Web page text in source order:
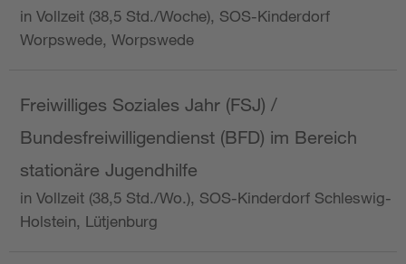
in Vollzeit (38,5 Std./Woche), SOS-Kinderdorf
Worpswede, Worpswede
Freiwilliges Soziales Jahr (FSJ) /
Bundesfreiwilligendienst (BFD) im Bereich
stationäre Jugendhilfe
in Vollzeit (38,5 Std./Wo.), SOS-Kinderdorf Schleswig-
Holstein, Lütjenburg